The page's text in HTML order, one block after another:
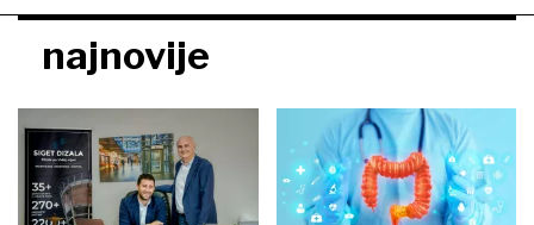
najnovije